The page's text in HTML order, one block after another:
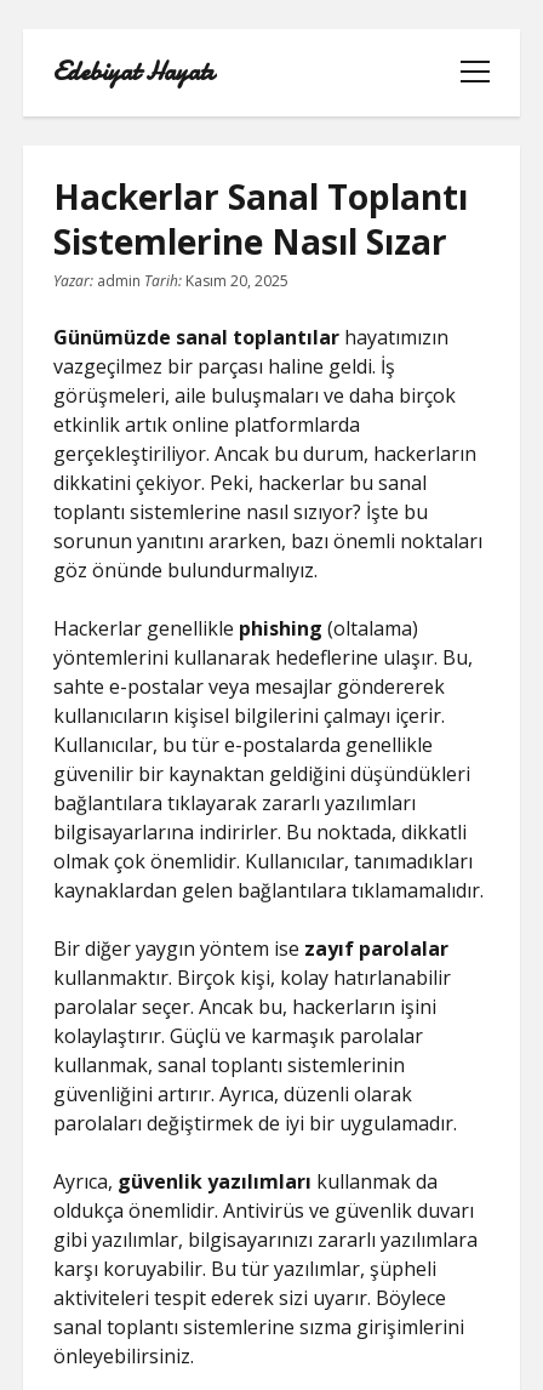
Edebiyat Hayatı
menüyü
aç
INSTAGRAM BEĞENI KASMA HILESI
SAYFA LISTESI
SHORTS ABONE KASMA HILESI
PARASIZ
TWITTER GIZLI İÇERIK GÖRME
Hackerlar Sanal Toplantı
Sistemlerine Nasıl Sızar
Yazar: admin Tarih: Kasım 20, 2025
Günümüzde sanal toplantılar hayatımızın
vazgeçilmez bir parçası haline geldi. İş
görüşmeleri, aile buluşmaları ve daha birçok
etkinlik artık online platformlarda
gerçekleştiriliyor. Ancak bu durum, hackerların
dikkatini çekiyor. Peki, hackerlar bu sanal
toplantı sistemlerine nasıl sızıyor? İşte bu
sorunun yanıtını ararken, bazı önemli noktaları
göz önünde bulundurmalıyız.
Hackerlar genellikle phishing (oltalama)
yöntemlerini kullanarak hedeflerine ulaşır. Bu,
sahte e-postalar veya mesajlar göndererek
kullanıcıların kişisel bilgilerini çalmayı içerir.
Kullanıcılar, bu tür e-postalarda genellikle
güvenilir bir kaynaktan geldiğini düşündükleri
bağlantılara tıklayarak zararlı yazılımları
bilgisayarlarına indirirler. Bu noktada, dikkatli
olmak çok önemlidir. Kullanıcılar, tanımadıkları
kaynaklardan gelen bağlantılara tıklamamalıdır.
Bir diğer yaygın yöntem ise zayıf parolalar
kullanmaktır. Birçok kişi, kolay hatırlanabilir
parolalar seçer. Ancak bu, hackerların işini
kolaylaştırır. Güçlü ve karmaşık parolalar
kullanmak, sanal toplantı sistemlerinin
güvenliğini artırır. Ayrıca, düzenli olarak
parolaları değiştirmek de iyi bir uygulamadır.
Ayrıca, güvenlik yazılımları kullanmak da
oldukça önemlidir. Antivirüs ve güvenlik duvarı
gibi yazılımlar, bilgisayarınızı zararlı yazılımlara
karşı koruyabilir. Bu tür yazılımlar, şüpheli
aktiviteleri tespit ederek sizi uyarır. Böylece
sanal toplantı sistemlerine sızma girişimlerini
önleyebilirsiniz.